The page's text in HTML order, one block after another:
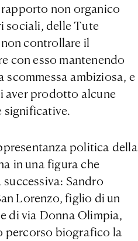
non organico
sociali, delle Tute
controllare il
con esso mantenendo
scommessa ambiziosa, e
aver prodotto alcune
significative.
politica della
in una figura che
Sandro
Lorenzo, figlio di un
di via Donna Olimpia,
percorso biografico la